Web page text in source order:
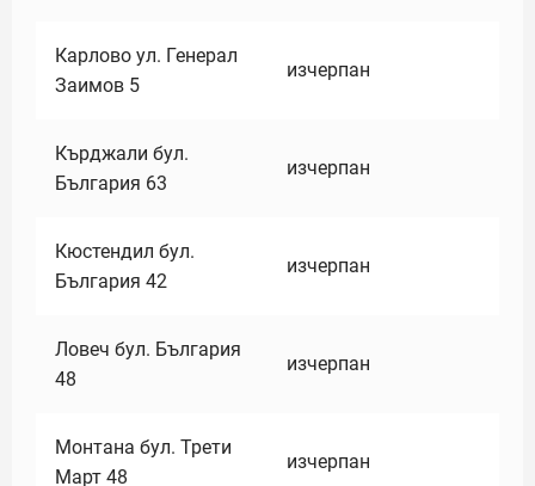
Карлово ул. Генерал
Заимов 5
изчерпан
Кърджали бул.
България 63
изчерпан
Кюстендил бул.
България 42
изчерпан
Ловеч бул. България
48
изчерпан
Монтана бул. Трети
Март 48
изчерпан